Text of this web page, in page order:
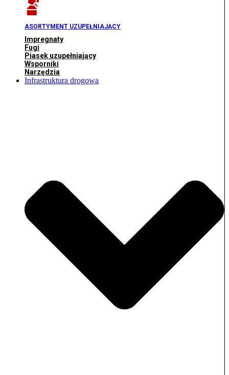
ASORTYMENT UZUPEŁNIAJĄCY
Impregnaty
Fugi
Piasek uzupełniający
Wsporniki
Narzędzia
Infrastruktura drogowa